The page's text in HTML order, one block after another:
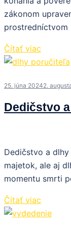
zákonom
prostredníctvom
Čítať viac
25. júna 20242.
Dedičstvo
Dedičstvo a
majetok, ale aj
momentu smrti
Čítať viac